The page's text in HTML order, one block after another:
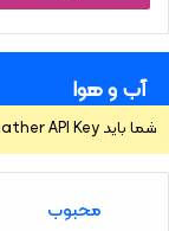
آب و هوا
شما باید Weather API Key را در صفحه تنظیمات قالب > ادغام تنظیم کنید.
محبوب